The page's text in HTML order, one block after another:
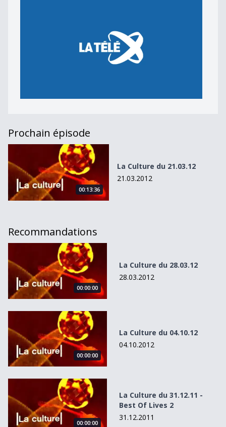
Prochain épisode
La Culture du 21.03.12
00:13:36
La Culture du 21.03.12
21.03.2012
Recommandations
La Culture du 28.03.12
00:00:00
La Culture du 28.03.12
28.03.2012
La Culture du 04.10.12
00:00:00
La Culture du 04.10.12
04.10.2012
La Culture du 31.12.11 - Best Of Lives 2
00:00:00
La Culture du 31.12.11 -
Best Of Lives 2
31.12.2011